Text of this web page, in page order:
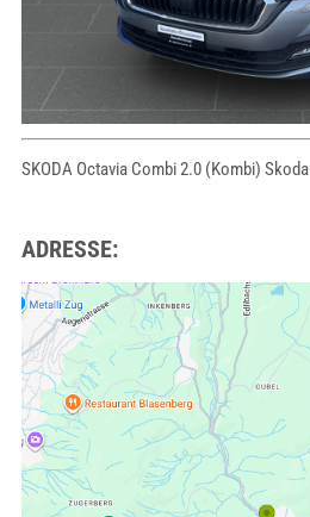
SKODA Octavia Combi 2.0 (Kombi) Skoda
ADRESSE: